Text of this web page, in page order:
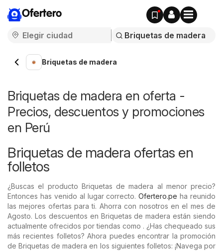
Ofertero
Briquetas de madera
Briquetas de madera en oferta -
Precios, descuentos y promociones
en Perú
Briquetas de madera ofertas en
folletos
¿Buscas el producto Briquetas de madera al menor precio?
Entonces has venido al lugar correcto.Ofertero.pe ha reunido
las mejores ofertas para ti. Ahorra con nosotros en el mes de
Agosto. Los descuentos en Briquetas de madera están siendo
actualmente ofrecidos por tiendas como . ¿Has chequeado sus
más recientes folletos? Ahora puedes encontrar la promoción
de Briquetas de madera en los siguientes folletos: ¡Navega por